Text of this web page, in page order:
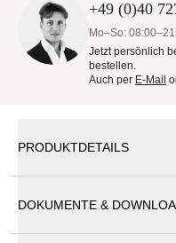
+49 (0)40
Mo–So:
Jetzt persönlich
bestellen.
Auch per E-Mail
PRODUKTDETAILS
DOKUMENTE &